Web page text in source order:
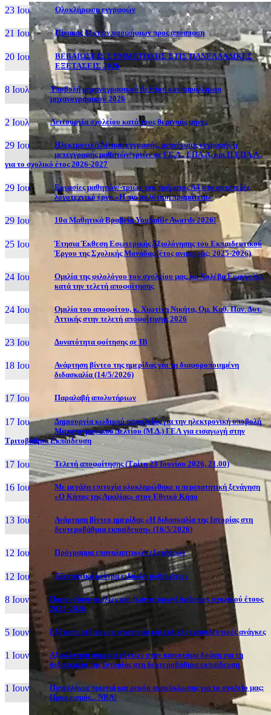
23 Ιουλ, 26 Ολοκλήρωση εγγραφών
21 Ιουλ, 26 Πίνακας δεκτών υποψήφιων προς απόσπαση
20 Ιουλ, 26
ΒΕΒΑΙΩΣΕΙΣ ΣΥΜΜΕΤΟΧΗΣ ΣΤΙΣ ΠΑΝΕΛΛΑΔΙΚΕΣ
ΕΞΕΤΑΣΕΙΣ 2026
8 Ιουλ, 26
Υποβολή μηχανογραφικού δελτίου και παράλληλου
μηχανογραφικού 2026
2 Ιουλ, 26 Λειτουργία σχολείου κατά τους θερινούς μήνες
29 Ιουν, 26
Ηλεκτρονική Αίτηση εγγραφής, ανανέωσης εγγραφής ή
μετεγγραφής μαθητών/τριών σε ΓΕ.Λ., ΕΠΑ.Λ. και Π.ΕΠΑ.Λ.,
για το σχολικό έτος 2026-2027
29 Ιουν, 26
Εργασίες μαθητών/-τριών του τμήματος Α4 στο αυτοτελές
λογοτεχνικό έργο «Η πιο πολύτιμη πραμάτεια»
29 Ιουν, 26 10α Μαθητικά Βραβεία YouSmile Awards 2026!
25 Ιουν, 26
Έτησια Έκθεση Εσωτερικής Αξιολόγησης του Εκπαιδευτικού
Έργου της Σχολικής Μονάδας (έτος αναφοράς: 2025-2026)
24 Ιουν, 26
Ομιλία της φιλολόγου του σχολείου μας, κα Χολέβα Ευαγγελία,
κατά την τελετή αποφοίτησης
24 Ιουν, 26
Ομιλία του αποφοίτου, κ. Χιωτίνη Νικήτα, Ομ. Καθ. Παν. Δυτ.
Αττικής στην τελετή αποφοίτησης 2026
23 Ιουν, 26 Δυνατότητα φοίτησης σε ΙΒ
18 Ιουν, 26
Ανάρτηση βίντεο της ημερίδας για τη διαφοροποιημένη
διδασκαλία (14/5/2026)
17 Ιουν, 26 Παραλαβή απολυτήριων
17 Ιουν, 26
Δημιουργία κωδικού ασφαλείας για την ηλεκτρονική υποβολή
Μηχανογραφικού Δελτίου (Μ.Δ.) ΓΕΛ για εισαγωγή στην
Τριτοβάθμια Εκπαίδευση
17 Ιουν, 26 Τελετή αποφοίτησης (Τρίτη 23 Ιουνίου 2026, 21.00)
16 Ιουν, 26
Με μεγάλη επιτυχία ολοκληρώθηκε η περιπατητική ξενάγηση
«Ο Κήπος της Αμαλίας» στον Εθνικό Κήπο
13 Ιουν, 26
Ανάρτηση βίντεο ημερίδας «Η διδασκαλία της Ιστορίας στη
δευτεροβάθμια εκπαίδευση» (16/5/2026)
12 Ιουν, 26 Πρόγραμμα επαναληπτικών εξετάσεων
12 Ιουν, 26 Εξεταστικά κέντρα ειδικών μαθημάτων
8 Ιουν, 26
Παρουσίαση ομίλων και (καινοτόμων) δράσεων σχολικού έτους
2025-2026
5 Ιουν, 26 Εξέταση ατόμων με αναπηρία και ειδικές εκπαιδευτικές ανάγκες
1 Ιουν, 26
Αξιολόγηση συμμετεχόντων στην καινοτόμα δράση για τη
διδασκαλία της Ιστορίας στη δευτεροβάθμια εκπαίδευση
1 Ιουν, 26
Πανελλήνια πρωτιά και ρεκόρ ανακύκλωσης για το σχολείο μας:
Προορισμός... NBA!